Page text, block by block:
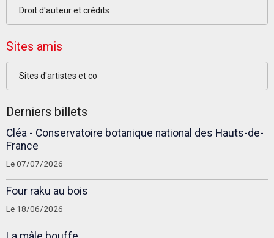
Droit d'auteur et crédits
Sites amis
Sites d'artistes et co
Derniers billets
Cléa - Conservatoire botanique national des Hauts-de-
France
Le 07/07/2026
Four raku au bois
Le 18/06/2026